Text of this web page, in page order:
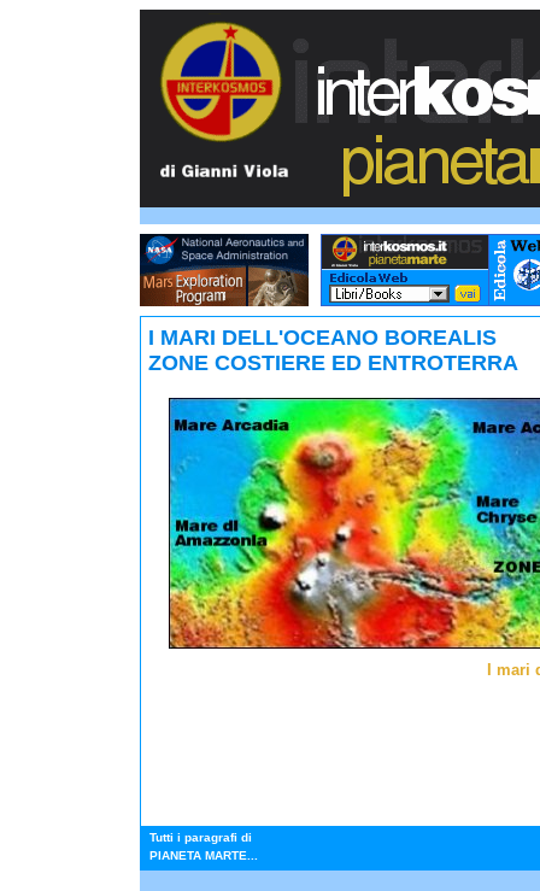
I MARI DELL'OCEANO BOREALIS
ZONE COSTIERE ED ENTROTERRA
I
Tutti i paragrafi di
PIANETA MARTE...